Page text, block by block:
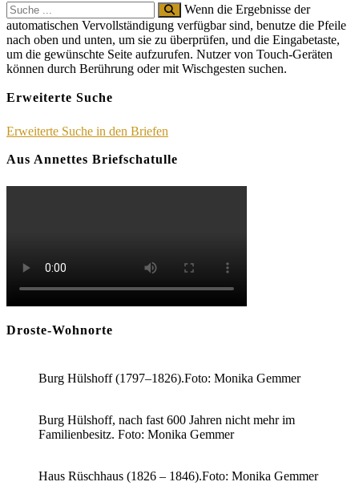
Search
for:
Wenn die Ergebnisse der
automatischen Vervollständigung verfügbar sind, benutze die Pfeile
nach oben und unten, um sie zu überprüfen, und die Eingabetaste,
um die gewünschte Seite aufzurufen. Nutzer von Touch-Geräten
können durch Berührung oder mit Wischgesten suchen.
Erweiterte Suche
Erweiterte Suche in den Briefen
Aus Annettes Briefschatulle
Droste-Wohnorte
Burg Hülshoff (1797–1826).Foto: Monika Gemmer
Burg Hülshoff, nach fast 600 Jahren nicht mehr im
Familienbesitz. Foto: Monika Gemmer
Haus Rüschhaus (1826 – 1846).Foto: Monika Gemmer